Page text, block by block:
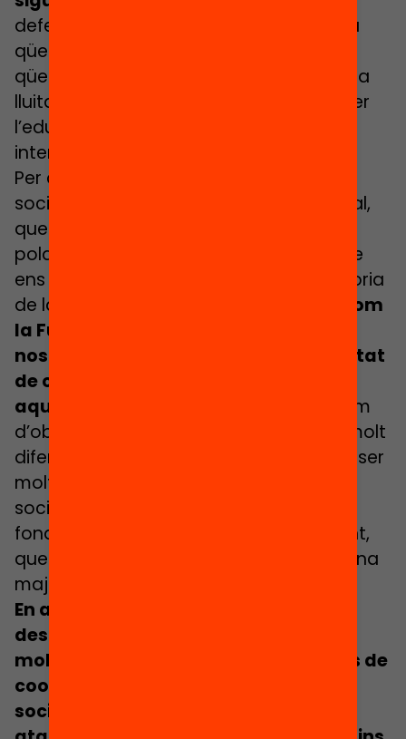
defensa dels drets humans no sigui una
qüestió d’esquerres o dretes, sinó una
qüestió que involucra a tothom. O que la
lluita contra el canvi climàtic i la lluita per
l’educació universal de qualitat ens
interpel·lin a tots.
Per això són fonamentals entitats de la
societat civil que generen cohesió social,
que són capaces de trencar aquesta
polarització amb causes i banderes que
ens han d’unir almenys a una gran majoria
de la població.
Perquè si les entitats com
la Fundació Bofill només anem als
nostres convençuts, la nostra capacitat
de convèncer serà molt nítida amb
aquesta gent, però molt limitada.
Hem
d’obrir la capacitat d’arribar a públics molt
diferents a partir de causes que poden ser
molt comunes i ser un actor d’aquesta
societat civil que treballa pels drets
fonamentals, per un millor medi ambient,
que es mou per una comunitat forta i una
major cohesió social.
En aquest context d’augment de
desigualtats socials i polarització,
moltes organitzacions internacionals de
cooperació i que lluiten per la justícia
social es veuen questionades i